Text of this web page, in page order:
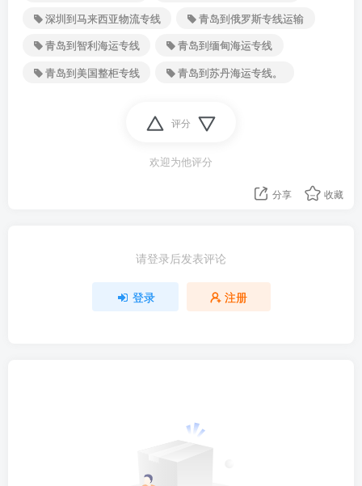
深圳到马来西亚物流专线
青岛到俄罗斯专线运输
青岛到智利海运专线
青岛到缅甸海运专线
青岛到美国整柜专线
青岛到苏丹海运专线。
评分
欢迎为他评分
分享 收藏
请登录后发表评论
登录 注册